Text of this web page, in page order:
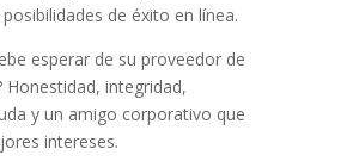
de éxito en línea.
esperar de su proveedor de
integridad,
y un amigo corporativo que
intereses.